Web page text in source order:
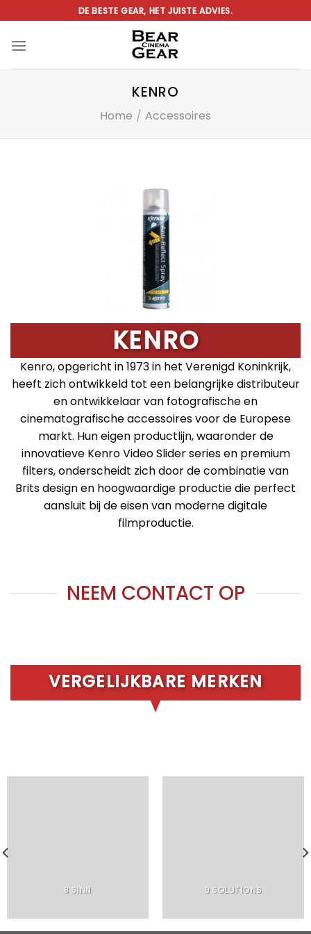
naar
inhoud
DE BESTE GEAR, HET JUISTE ADVIES.
KENRO
Home / Accessoires
KENRO
Kenro, opgericht in 1973 in het Verenigd Koninkrijk,
heeft zich ontwikkeld tot een belangrijke distributeur
en ontwikkelaar van fotografische en
cinematografische accessoires voor de Europese
markt. Hun eigen productlijn, waaronder de
innovatieve Kenro Video Slider series en premium
filters, onderscheidt zich door de combinatie van
Brits design en hoogwaardige productie die perfect
aansluit bij de eisen van moderne digitale
filmproductie.
NEEM CONTACT OP
VERGELIJKBARE MERKEN
8 SINN 9 SOLUTIONS